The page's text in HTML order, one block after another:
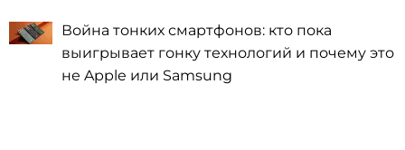
Война тонких смартфонов: кто пока
выигрывает гонку технологий и почему это
не Apple или Samsung